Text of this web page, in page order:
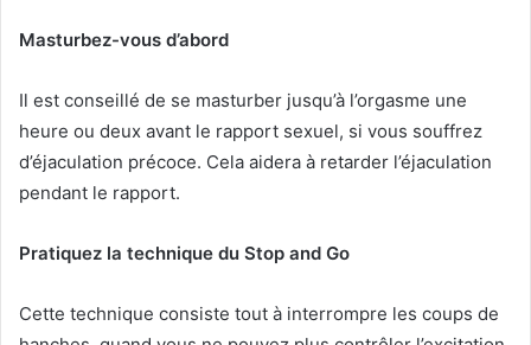
Masturbez-vous d’abord
Il est conseillé de se masturber jusqu’à l’orgasme une
heure ou deux avant le rapport sexuel, si vous souffrez
d’éjaculation précoce. Cela aidera à retarder l’éjaculation
pendant le rapport.
Pratiquez la technique du Stop and Go
Cette technique consiste tout à interrompre les coups de